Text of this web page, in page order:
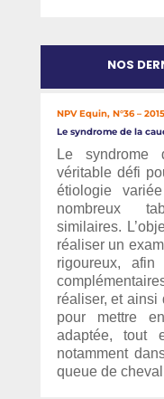
NOS
NPV Equin, N°36 – 2015
Le syndrome de la
Le
véritable défi
étiologie
nombreux
similaires.
réaliser un
rigoureux,
réaliser, et ainsi
pour mettre
adaptée, tout
notamment
queue de